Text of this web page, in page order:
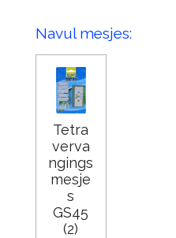
Navul mesjes:
Tetra
verva
ngings
mesje
s
GS45
(2)